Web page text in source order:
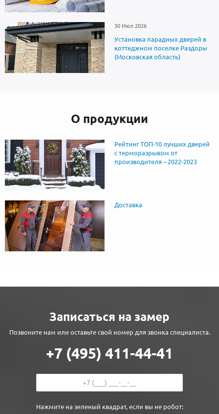
30 Июл 2026
Установка парадных дверей в
коттеджном поселке Раздоры
(Московская область)
О продукции
Рейтинг ТОП-10 лучших дверей
с терморазрывом от
производителя – 2022-2023
Доставка
Записаться на замер
Позвоните нам или оставьте свой номер для звонка специалиста.
+7 (495) 411-44-41
Нажмите на зеленый квадрат, если вы не робот: